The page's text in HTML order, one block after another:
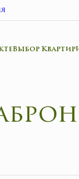
Выбор Квартир